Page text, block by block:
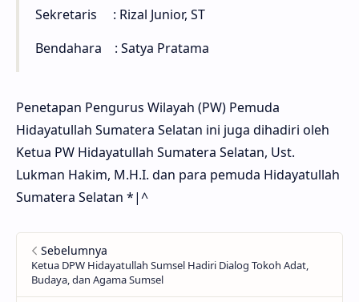
Sekretaris : Rizal Junior, ST
Bendahara : Satya Pratama
Penetapan Pengurus Wilayah (PW) Pemuda
Hidayatullah Sumatera Selatan ini juga dihadiri oleh
Ketua PW Hidayatullah Sumatera Selatan, Ust.
Lukman Hakim, M.H.I. dan para pemuda Hidayatullah
Sumatera Selatan *|^